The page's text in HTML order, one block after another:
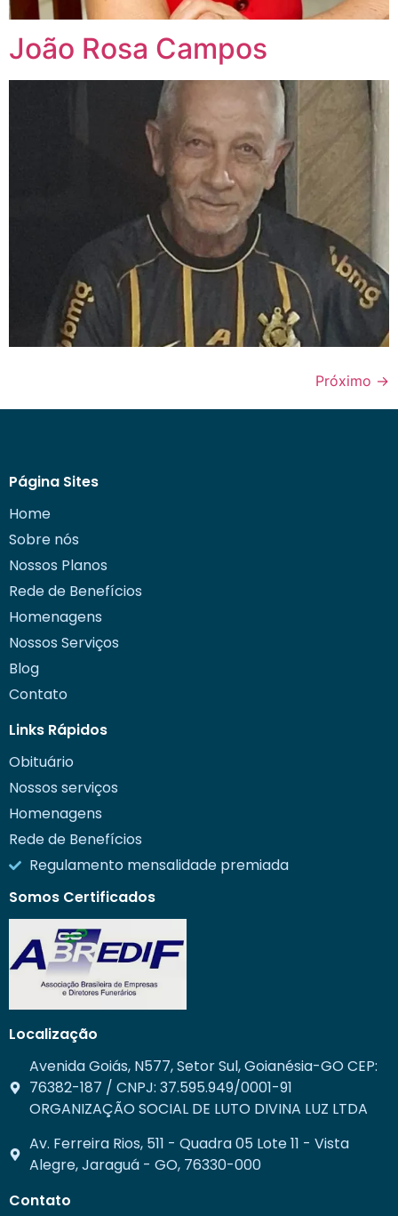
João Rosa Campos
Próximo →
Página Sites
Home
Sobre nós
Nossos Planos
Rede de Benefícios
Homenagens
Nossos Serviços
Blog
Contato
Links Rápidos
Obituário
Nossos serviços
Homenagens
Rede de Benefícios
Regulamento mensalidade premiada
Somos Certificados
Localização
Avenida Goiás, N577, Setor Sul, Goianésia-GO CEP:
76382-187 / CNPJ: 37.595.949/0001-91
ORGANIZAÇÃO SOCIAL DE LUTO DIVINA LUZ LTDA
Av. Ferreira Rios, 511 - Quadra 05 Lote 11 - Vista
Alegre, Jaraguá - GO, 76330-000
Contato